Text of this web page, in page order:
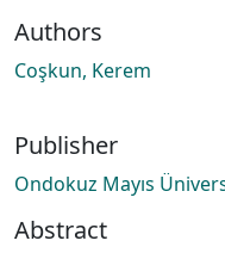
Authors
Coşkun, Kerem
Publisher
Ondokuz Mayıs
Abstract